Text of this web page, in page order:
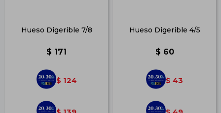
Hueso Digerible 7/8
$ 171
$ 124
Hueso Digerible 4/5
$ 60
$ 43